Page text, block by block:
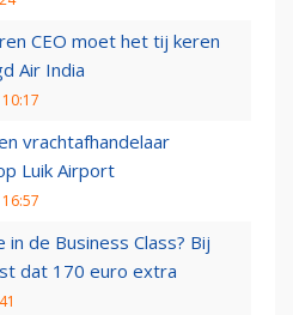
CEO moet het tij keren
Air India
vrachtafhandelaar
Luik Airport
in de Business Class? Bij
dat 170 euro extra